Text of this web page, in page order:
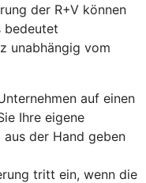
der R+V können
bedeutet
unabhängig vom
auf einen
Ihre eigene
der Hand geben
tritt ein, wenn die